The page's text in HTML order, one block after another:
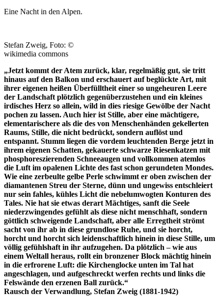
Eine Nacht in den Alpen.
Stefan Zweig, Foto: ©
wikimedia commons
„Jetzt kommt der Atem zurück, klar, regelmäßig gut, sie tritt
hinaus auf den Balkon und erschauert auf beglückte Art, mit
ihrer eigenen heißen Überfülltheit einer so ungeheuren Leere
der Landschaft plötzlich gegenüberzustehen und ein kleines
irdisches Herz so allein, wild in dies riesige Gewölbe der Nacht
pochen zu lassen. Auch hier ist Stille, aber eine mächtigere,
elementarischere als die des von Menschenhänden gekellerten
Raums, Stille, die nicht bedrückt, sondern auflöst und
entspannt. Stumm liegen die vordem leuchtenden Berge jetzt in
ihrem eigenen Schatten, gekauerte schwarze Riesenkatzen mit
phosphoreszierenden Schneeaugen und vollkommen atemlos
die Luft im opalenen Lichte des fast schon gerundeten Mondes.
Wie eine zerbeulte gelbe Perle schwimmt er oben zwischen der
diamantenen Streu der Sterne, dünn und ungewiss entschleiert
nur sein fahles, kühles Licht die nebelumwogten Konturen des
Tales. Nie hat sie etwas derart Mächtiges, sanft die Seele
niederzwingendes gefühlt als diese nicht menschhaft, sondern
göttlich schweigende Landschaft, aber alle Erregtheit strömt
sacht von ihr ab in diese grundlose Ruhe, und sie horcht,
horcht und horcht sich leidenschaftlich hinein in diese Stille, um
völlig gefühlshaft in ihr aufzugehen. Da plötzlich – wie aus
einem Weltall heraus, rollt ein bronzener Block mächtig hinein
in die erfrorene Luft: die Kirchenglocke unten im Tal hat
angeschlagen, und aufgeschreckt werfen rechts und links die
Felswände den erzenen Ball zurück.“
Rausch der Verwandlung, Stefan Zweig (1881-1942)